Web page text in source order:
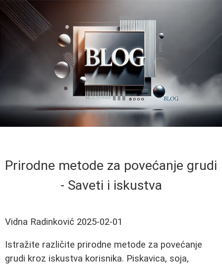
Prirodne metode za povećanje grudi
- Saveti i iskustva
Vidna Radinković 2025-02-01
Istražite različite prirodne metode za povećanje
grudi kroz iskustva korisnika. Piskavica, soja,